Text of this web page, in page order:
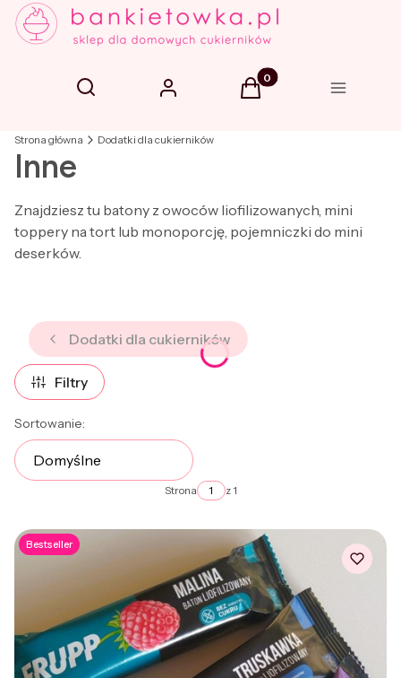
Otwórz wyszukiwarkę
Szukaj Zaloguj się Produkty w koszyku: 0.
Koszyk Menu
Strona główna Dodatki dla cukierników
Inne
Znajdziesz tu batony z owoców liofilizowanych, mini
toppery na tort lub monoporcję, pojemniczki do mini
deserków.
Dodatki dla cukierników
Filtry
Lista produktów
Sortowanie:
Domyślne
Strona z 1
Bestseller